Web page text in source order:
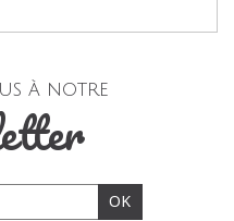
à notre
OK